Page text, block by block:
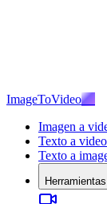
ImageToVideoAI
Imagen a
Texto a video
Texto a